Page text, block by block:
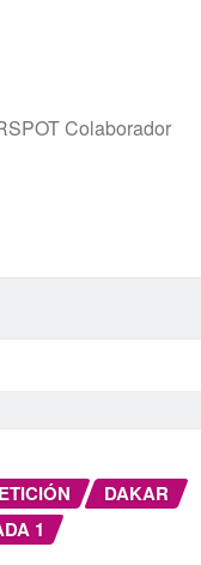
Colaborador
DAKAR
1